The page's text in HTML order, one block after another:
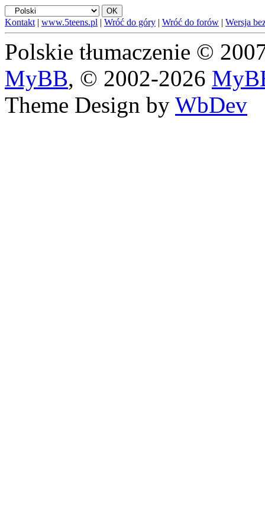
Kontakt | www.5teens.pl | Wróć do góry | Wróć do forów | Wersja
Polskie tłumaczenie ©
MyBB, © 2002-2026
Theme Design by WbDev